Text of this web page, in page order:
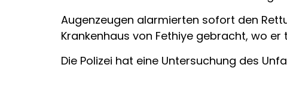
Augenzeugen alarmierten sofort den
Krankenhaus von Fethiye gebracht, wo
Die Polizei hat eine Untersuchung des